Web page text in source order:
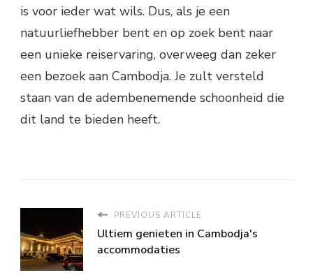
is voor ieder wat wils. Dus, als je een
natuurliefhebber bent en op zoek bent naar
een unieke reiservaring, overweeg dan zeker
een bezoek aan Cambodja. Je zult versteld
staan van de adembenemende schoonheid die
dit land te bieden heeft.
PREVIOUS ARTICLE
Ultiem genieten in Cambodja's
accommodaties